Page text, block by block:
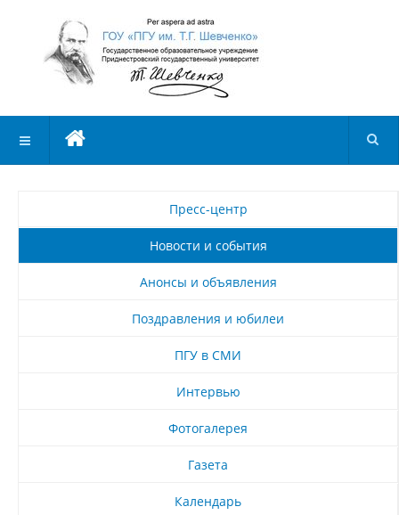
Пресс-центр
Новости и события
Анонсы и объявления
Поздравления и юбилеи
ПГУ в СМИ
Интервью
Фотогалерея
Газета
Календарь